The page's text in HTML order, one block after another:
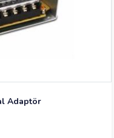
Adaptör